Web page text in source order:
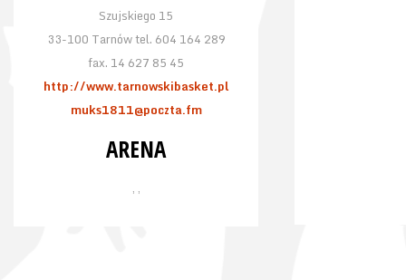
Szujskiego 15
33-100 Tarnów tel. 604 164 289
fax. 14 627 85 45
http://www.tarnowskibasket.pl
muks1811@poczta.fm
ARENA
, ,